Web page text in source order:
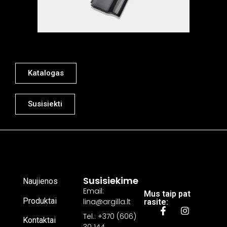
Katalogas
Susisiekti
Mus taip pat
rasite:
Naujienos
Produktai
Kontaktai
Susisiekime
Email:
lina@argilla.lt
Tel.: +370 (606)